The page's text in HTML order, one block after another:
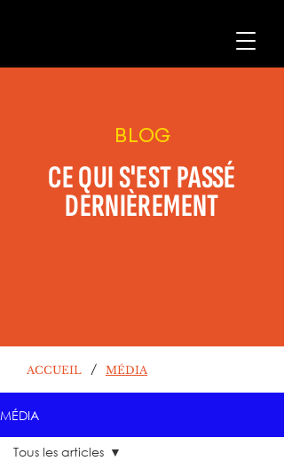
BLOG
CE QUI S'EST PASSÉ
DERNIÈREMENT
ACCUEIL / MÉDIA
MÉDIA
Tous les articles